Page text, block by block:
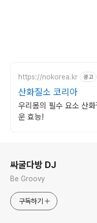
https://nokorea.kr 광고
산화질소 코리아
우리몸의 필수 요소 산
운 효능!
싸굴다방 DJ
Be Groovy
구독하기